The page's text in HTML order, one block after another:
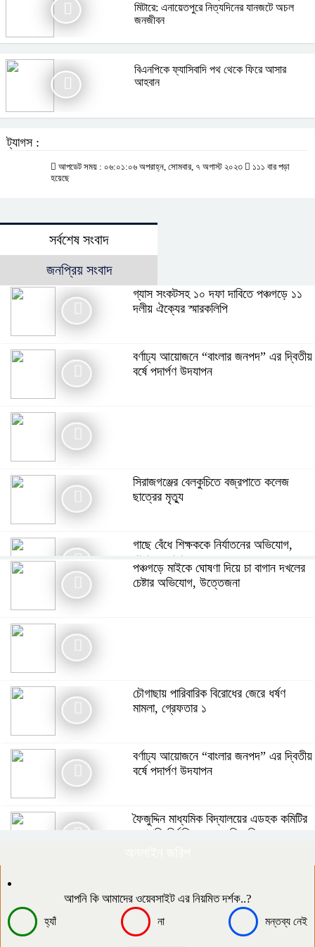
মিটারে: এনায়েতপুরে নিত্যদিনের যানজটে অচল
জনজীবন
বিএনপিকে ফ্যাসিবাদি পথ থেকে ফিরে আসার
আহবান
ট্যাগস :
আপডেট সময় : ০৬:০১:০৬ অপরাহ্ন, সোমবার, ৭ অগাস্ট ২০২৩
১১১ বার পড়া
হয়েছে
সর্বশেষ সংবাদ
জনপ্রিয় সংবাদ
গ্যাস সংকটসহ ১০ দফা দাবিতে পঞ্চগড়ে ১১
দলীয় ঐক্যের স্মারকলিপি
বর্ণাঢ্য আয়োজনে “বাংলার জনপদ” এর দ্বিতীয়
বর্ষে পদার্পণ উদযাপন
সিরাজগঞ্জের বেলকুচিতে বজ্রপাতে কলেজ
ছাত্রের মৃত্যু
গাছে বেঁধে শিক্ষককে নির্যাতনের অভিযোগ,
থানায় এজাহার
মর্যাদায় পালিত জুলাই গণঅভ্যুত্থান দিবস
আলোচনা সভা অনুষ্ঠিত
করবে সরকার” – প্রতিমন্ত্রী ফরহাদ হোসেন
আজাদ
পঞ্চগড়ে মাইকে ঘোষণা দিয়ে চা বাগান দখলের
চেষ্টার অভিযোগ, উত্তেজনা
চৌগাছায় পারিবারিক বিরোধের জেরে ধর্ষণ
মামলা, গ্রেফতার ১
বর্ণাঢ্য আয়োজনে “বাংলার জনপদ” এর দ্বিতীয়
বর্ষে পদার্পণ উদযাপন
ফৈজুদ্দিন মাধ্যমিক বিদ্যালয়ের এডহক কমিটির
সভাপতি নির্বাচিত হলেন মতিন কিরন
ভালোবাসায় সিক্ত তিন গুণী শিক্ষক।
আপনি কি আমাদের ওয়েবসাইট এর নিয়মিত দর্শক..?
হ্যাঁ না মন্তব্য নেই